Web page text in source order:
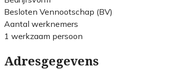
Besloten Vennootschap (BV)
Aantal werknemers
1 werkzaam persoon
Adresgegevens